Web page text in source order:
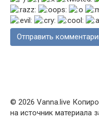
© 2026 Vanna.live
на источник материала